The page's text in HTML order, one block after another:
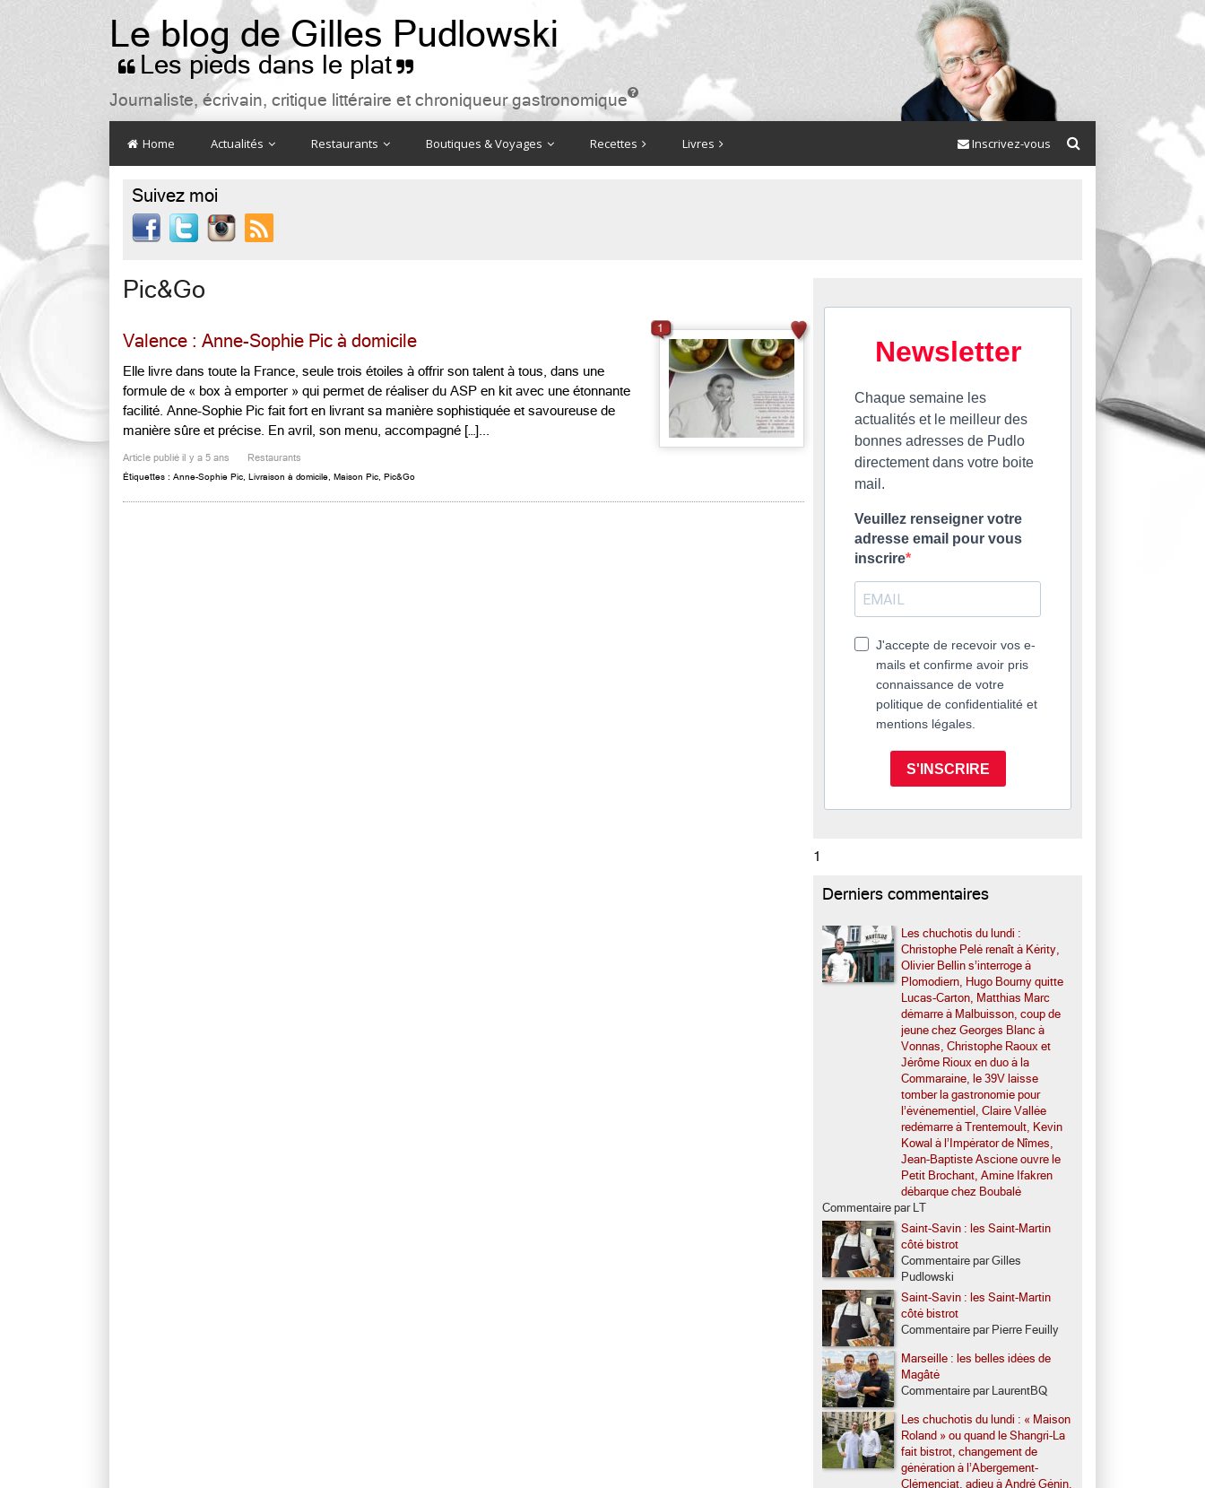
Le blog de Gilles Pudlowski
 Les pieds dans le plat 
Journaliste, écrivain, critique littéraire et chroniqueur gastronomique

Home Actualités Restaurants Boutiques & Voyages Recettes Livres Inscrivez-vous
Suivez moi

Pic&Go
Valence : Anne-Sophie Pic à domicile
Elle livre dans toute la France, seule trois étoiles à offrir son talent à tous, dans une
formule de « box à emporter » qui permet de réaliser du ASP en kit avec une étonnante
facilité. Anne-Sophie Pic fait fort en livrant sa manière sophistiquée et savoureuse de
manière sûre et précise. En avril, son menu, accompagné […]...
Article publié il y a 5 ans Restaurants
Étiquettes : Anne-Sophie Pic Livraison à domicile Maison Pic Pic&Go
1
Newsletter
Chaque semaine les
actualités et le meilleur des
bonnes adresses de Pudlo
directement dans votre boite
mail.
Veuillez renseigner votre
adresse email pour vous
inscrire
J'accepte de recevoir vos e-
mails et confirme avoir pris
connaissance de votre
politique de confidentialité et
mentions légales.
S'INSCRIRE
1
Derniers commentaires
Les chuchotis du lundi :
Christophe Pelé renaît à Kérity,
Olivier Bellin s’interroge à
Plomodiern, Hugo Bourny quitte
Lucas-Carton, Matthias Marc
démarre à Malbuisson, coup de
jeune chez Georges Blanc à
Vonnas, Christophe Raoux et
Jérôme Rioux en duo à la
Commaraine, le 39V laisse
tomber la gastronomie pour
l’événementiel, Claire Vallée
redémarre à Trentemoult, Kevin
Kowal à l’Impérator de Nîmes,
Jean-Baptiste Ascione ouvre le
Petit Brochant, Amine Ifakren
débarque chez Boubalé
Commentaire par LT
Saint-Savin : les Saint-Martin
côté bistrot
Commentaire par Gilles
Pudlowski
Saint-Savin : les Saint-Martin
côté bistrot
Commentaire par Pierre Feuilly
Marseille : les belles idées de
Magâté
Commentaire par LaurentBQ
Les chuchotis du lundi : « Maison
Roland » ou quand le Shangri-La
fait bistrot, changement de
génération à l’Abergement-
Clémenciat, adieu à André Génin,